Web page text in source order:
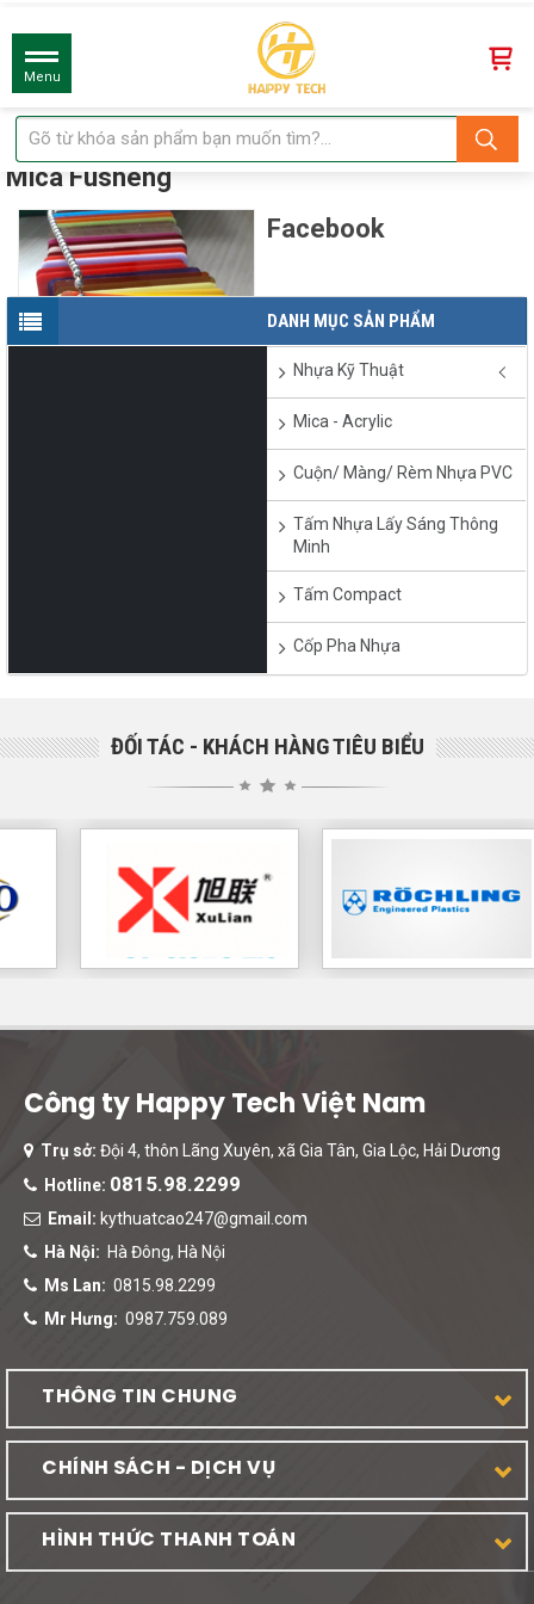
Menu
Mica Fusheng
Facebook
DANH MỤC SẢN PHẨM
Nhựa Kỹ Thuật
Mica - Acrylic
Cuộn/ Màng/ Rèm Nhựa PVC
Tấm Nhựa Lấy Sáng Thông
Minh
Tấm Compact
Cốp Pha Nhựa
ĐỐI TÁC - KHÁCH HÀNG TIÊU BIỂU
Công ty Happy Tech Việt Nam
Trụ sở: Đội 4, thôn Lãng Xuyên, xã Gia Tân, Gia Lộc, Hải Dương
Hotline: 0815.98.2299
Email: kythuatcao247@gmail.com
Hà Nội: Hà Đông, Hà Nội
Ms Lan: 0815.98.2299
Mr Hưng: 0987.759.089
THÔNG TIN CHUNG
CHÍNH SÁCH - DỊCH VỤ
HÌNH THỨC THANH TOÁN